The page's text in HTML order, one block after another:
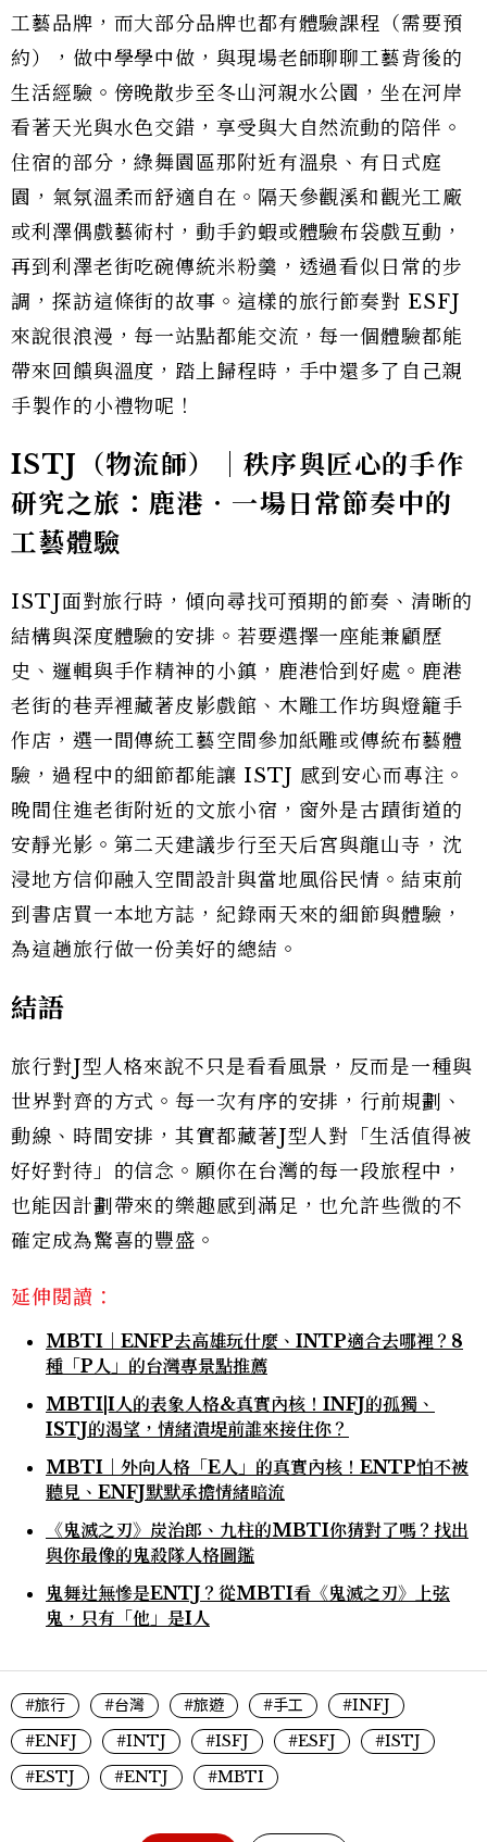
工藝品牌，而大部分品牌也都有體驗課程（需要預
約），做中學學中做，與現場老師聊聊工藝背後的
生活經驗。傍晚散步至冬山河親水公園，坐在河岸
看著天光與水色交錯，享受與大自然流動的陪伴。
住宿的部分，綠舞園區那附近有溫泉、有日式庭
園，氣氛溫柔而舒適自在。隔天參觀溪和觀光工廠
或利澤偶戲藝術村，動手釣蝦或體驗布袋戲互動，
再到利澤老街吃碗傳統米粉羹，透過看似日常的步
調，探訪這條街的故事。這樣的旅行節奏對 ESFJ
來說很浪漫，每一站點都能交流，每一個體驗都能
帶來回饋與溫度，踏上歸程時，手中還多了自己親
手製作的小禮物呢！
ISTJ（物流師）｜秩序與匠心的手作
研究之旅：鹿港‧一場日常節奏中的
工藝體驗
ISTJ面對旅行時，傾向尋找可預期的節奏、清晰的
結構與深度體驗的安排。若要選擇一座能兼顧歷
史、邏輯與手作精神的小鎮，鹿港恰到好處。鹿港
老街的巷弄裡藏著皮影戲館、木雕工作坊與燈籠手
作店，選一間傳統工藝空間參加紙雕或傳統布藝體
驗，過程中的細節都能讓 ISTJ 感到安心而專注。
晚間住進老街附近的文旅小宿，窗外是古蹟街道的
安靜光影。第二天建議步行至天后宮與龍山寺，沈
浸地方信仰融入空間設計與當地風俗民情。結束前
到書店買一本地方誌，紀錄兩天來的細節與體驗，
為這趟旅行做一份美好的總結。
結語
旅行對J型人格來說不只是看看風景，反而是一種與
世界對齊的方式。每一次有序的安排，行前規劃、
動線、時間安排，其實都藏著J型人對「生活值得被
好好對待」的信念。願你在台灣的每一段旅程中，
也能因計劃帶來的樂趣感到滿足，也允許些微的不
確定成為驚喜的豐盛。
延伸閱讀：
MBTI｜ENFP去高雄玩什麼、INTP適合去哪裡？8
種「P人」的台灣專景點推薦
MBTI|I人的表象人格&真實內核！INFJ的孤獨、
ISTJ的渴望，情緒潰堤前誰來接住你？
MBTI｜外向人格「E人」的真實內核！ENTP怕不被
聽見、ENFJ默默承擔情緒暗流
《鬼滅之刃》炭治郎、九柱的MBTI你猜對了嗎？找出
與你最像的鬼殺隊人格圖鑑
鬼舞辻無慘是ENTJ？從MBTI看《鬼滅之刃》上弦
鬼，只有「他」是I人
#旅行 #台灣 #旅遊 #手工
#INFJ
#ENFJ
#INTJ #ISFJ #ESFJ
#ISTJ
#ESTJ
#ENTJ #MBTI